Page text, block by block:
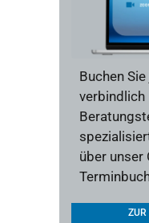
Buchen
verbindlich
über unser
ZUR